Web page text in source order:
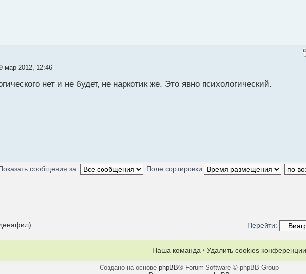
мар 2012, 12:46
нет и не будет, не наркотик же. Это явно психологический.
сообщения за: Поле сортировки
Перейти:
Наша команда • Удалить cookies конференции
Создано на основе phpBB® Forum Software © phpBB Group